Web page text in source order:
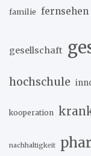
familie fernsehen
gesellschaft
hochschule
kooperation
nachhaltigkeit